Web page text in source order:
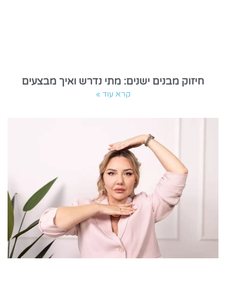
חיזוק מבנים ישנים: מתי נדרש ואיך מבצעים
קרא עוד »